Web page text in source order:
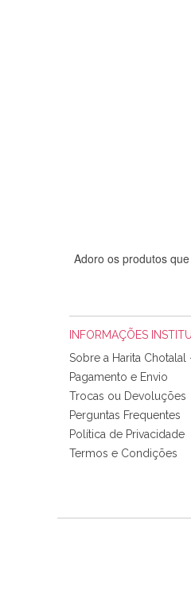
Adoro os produtos
Tudo chegou em
padrão e cores
INFORMAÇÕES
Sobre a Harita Chotalal
Pagamento e Envio
Trocas ou Devoluções
Perguntas Frequentes
Política de Privacidade
Termos e Condições